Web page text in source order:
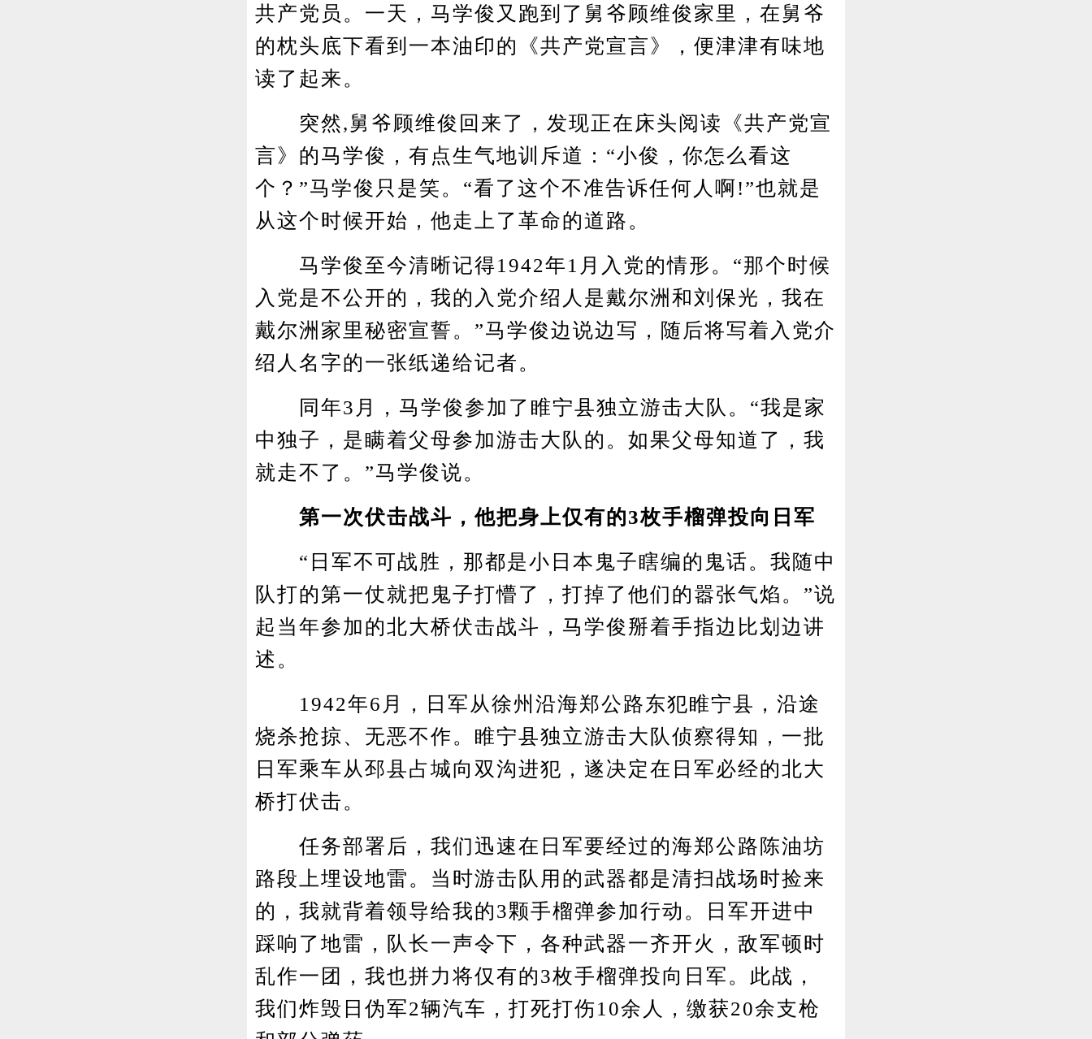
共产党员。一天，马学俊又跑到了舅爷顾维俊家里，在舅爷
的枕头底下看到一本油印的《共产党宣言》，便津津有味地
读了起来。
突然,舅爷顾维俊回来了，发现正在床头阅读《共产党宣
言》的马学俊，有点生气地训斥道：“小俊，你怎么看这
个？”马学俊只是笑。“看了这个不准告诉任何人啊!”也就是
从这个时候开始，他走上了革命的道路。
马学俊至今清晰记得1942年1月入党的情形。“那个时候
入党是不公开的，我的入党介绍人是戴尔洲和刘保光，我在
戴尔洲家里秘密宣誓。”马学俊边说边写，随后将写着入党介
绍人名字的一张纸递给记者。
同年3月，马学俊参加了睢宁县独立游击大队。“我是家
中独子，是瞒着父母参加游击大队的。如果父母知道了，我
就走不了。”马学俊说。
第一次伏击战斗，他把身上仅有的3枚手榴弹投向日军
“日军不可战胜，那都是小日本鬼子瞎编的鬼话。我随中
队打的第一仗就把鬼子打懵了，打掉了他们的嚣张气焰。”说
起当年参加的北大桥伏击战斗，马学俊掰着手指边比划边讲
述。
1942年6月，日军从徐州沿海郑公路东犯睢宁县，沿途
烧杀抢掠、无恶不作。睢宁县独立游击大队侦察得知，一批
日军乘车从邳县占城向双沟进犯，遂决定在日军必经的北大
桥打伏击。
任务部署后，我们迅速在日军要经过的海郑公路陈油坊
路段上埋设地雷。当时游击队用的武器都是清扫战场时捡来
的，我就背着领导给我的3颗手榴弹参加行动。日军开进中
踩响了地雷，队长一声令下，各种武器一齐开火，敌军顿时
乱作一团，我也拼力将仅有的3枚手榴弹投向日军。此战，
我们炸毁日伪军2辆汽车，打死打伤10余人，缴获20余支枪